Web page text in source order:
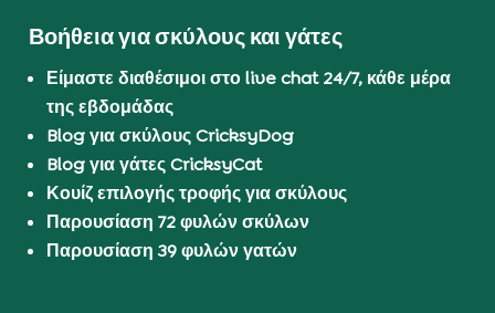
Βοήθεια για σκύλους και γάτες
Είμαστε διαθέσιμοι στο live chat 24/7, κάθε μέρα
της εβδομάδας
Blog για σκύλους CricksyDog
Blog για γάτες CricksyCat
Κουίζ επιλογής τροφής για σκύλους
Παρουσίαση 72 φυλών σκύλων
Παρουσίαση 39 φυλών γατών